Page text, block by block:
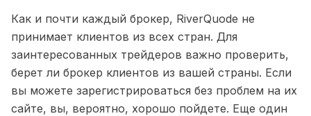
Как и почти каждый брокер, RiverQuode не
принимает клиентов из всех стран. Для
заинтересованных трейдеров важно проверить,
берет ли брокер клиентов из вашей страны. Если
вы можете зарегистрироваться без проблем на их
сайте, вы, вероятно, хорошо пойдете. Еще один